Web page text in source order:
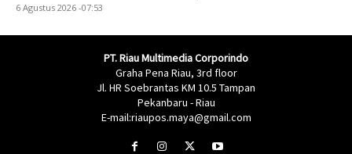
6 Agustus 2026 -07:53
PT. Riau Multimedia Corporindo
Graha Pena Riau, 3rd floor
Jl. HR Soebrantas KM 10.5 Tampan
Pekanbaru - Riau
E-mail:riaupos.maya@gmail.com